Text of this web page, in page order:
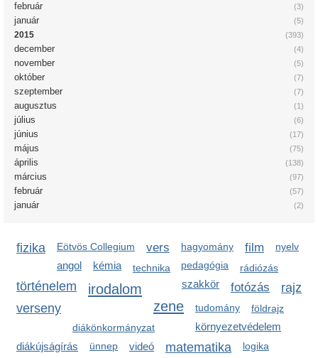
(3)
február
(5)
január
(393)
2015
(4)
december
(5)
november
(7)
október
(7)
szeptember
(1)
augusztus
(6)
július
(17)
június
(75)
május
(138)
április
(97)
március
(57)
február
(2)
január
fizika Eötvös Collegium vers hagyomány film nyelv
angol kémia pedagógia
technika rádiózás
történelem irodalom szakkör fotózás
zene
verseny tudomány
környezetvédelem
diákönkormányzat
diákújságírás
rajz
földrajz
ünnep videó matematika logika